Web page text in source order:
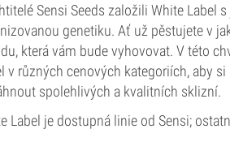
Sensi Seeds založili White Label
genetiku. Ať už pěstujete v
která vám bude vyhovovat. V této
v různých cenových kategoriích, aby
spolehlivých a kvalitních sklizní.
Label je dostupná linie od Sensi;